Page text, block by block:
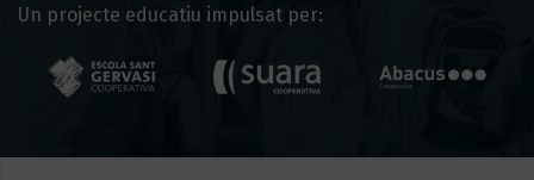
Un projecte educatiu impulsat per: